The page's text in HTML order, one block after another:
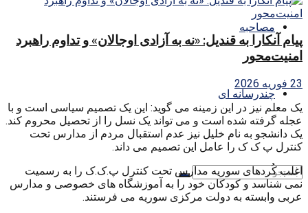
مصاحبه
چندرسانه ای
پیام آنکارا به قندیل: «نه به آزادی اوجالان» و تداوم راهبرد
امنیت‌محور
23 فوریه 2026
یک معلم نیز در این زمینه می گوید: این یک تصمیم سیاسی است و با
عجله گرفته شده است و می تواند یک نسل را از تحصیل محروم کند.
یک دانشجو به نام خلیل نیز عدم استقبال مردم از مدارس تحت
کنترل پ ک ک را عامل این تصمیم می داند.
اغلب کُردهای سوریه مدارس تحت کنترل پ.ک.ک را به رسمیت
نمی شناسد و کودکان خود را به آموزشگاه های خصوصی و مدارس
عربی وابسته به دولت مرکزی سوریه می فرستند.